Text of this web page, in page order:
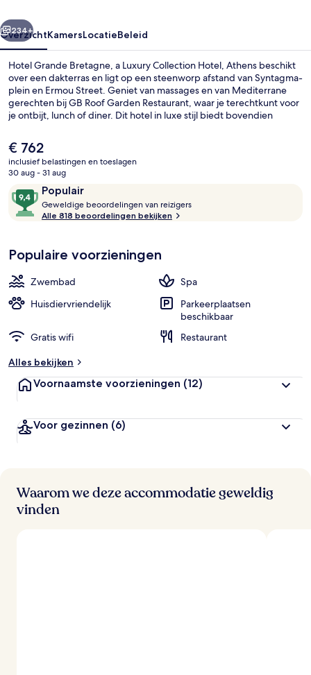
Hotel,
Athens
Volgende
234+
OverzichtKamersLocatieBeleid
Hotel Grande Bretagne, a Luxury Collection Hotel, Athens beschikt
over een dakterras en ligt op een steenworp afstand van Syntagma-
plein en Ermou Street. Geniet van massages en van Mediterrane
gerechten bij GB Roof Garden Restaurant, waar je terechtkunt voor
je ontbijt, lunch of diner. Dit hotel in luxe stijl biedt bovendien
een fitnesscentrum. Andere reizigers waarderen het behulpzame
personeel en de algehele staat van de accommodatie. Het
openbaar vervoer vind je op korte loopafstand: Station Syntagma
ligt vlakbij en Station Panepistimio ligt 8 minuten verderop.
De
huidige
prijs
€ 762
€ 762
inclusief belastingen en toeslagen
30 aug - 31 aug
Beoordelingen
Populair
9,4
van
10,
Geweldige beoordelingen van reizigers
i
e
e
r
d
l
Alle 818 beoordelingen bekijken
Populaire voorzieningen
Zwembad
Spa
Huisdiervriendelijk
Parkeerplaatsen
beschikbaar
Gratis wifi
Restaurant
Alles bekijken
Voornaamste voorzieningen (12)
Voor gezinnen (6)
Waarom we deze accommodatie geweldig
vinden